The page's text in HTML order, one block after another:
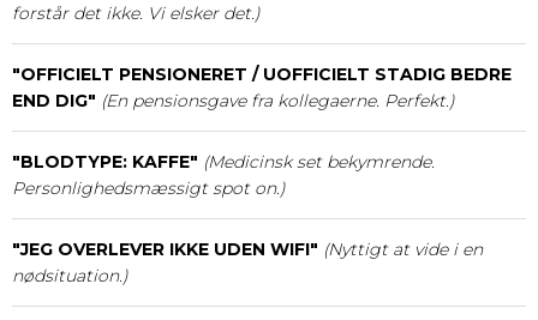
forstår det ikke. Vi elsker det.)
"OFFICIELT PENSIONERET / UOFFICIELT STADIG BEDRE
END DIG" (En pensionsgave fra kollegaerne. Perfekt.)
"BLODTYPE: KAFFE" (Medicinsk set bekymrende.
Personlighedsmæssigt spot on.)
"JEG OVERLEVER IKKE UDEN WIFI" (Nyttigt at vide i en
nødsituation.)